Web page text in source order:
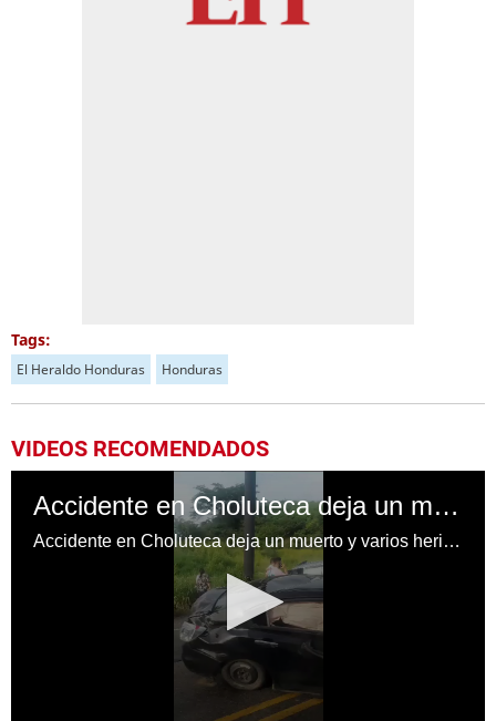
Tags:
El Heraldo Honduras Honduras
VIDEOS RECOMENDADOS
Accidente en Choluteca deja un muerto y varios heridos
Accidente en Choluteca deja un muerto y varios heridos